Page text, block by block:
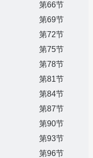
第66节
第69节
第72节
第75节
第78节
第81节
第84节
第87节
第90节
第93节
第96节